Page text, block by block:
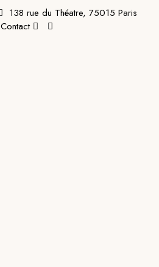
138 rue du Théatre, 75015 Paris
Contact